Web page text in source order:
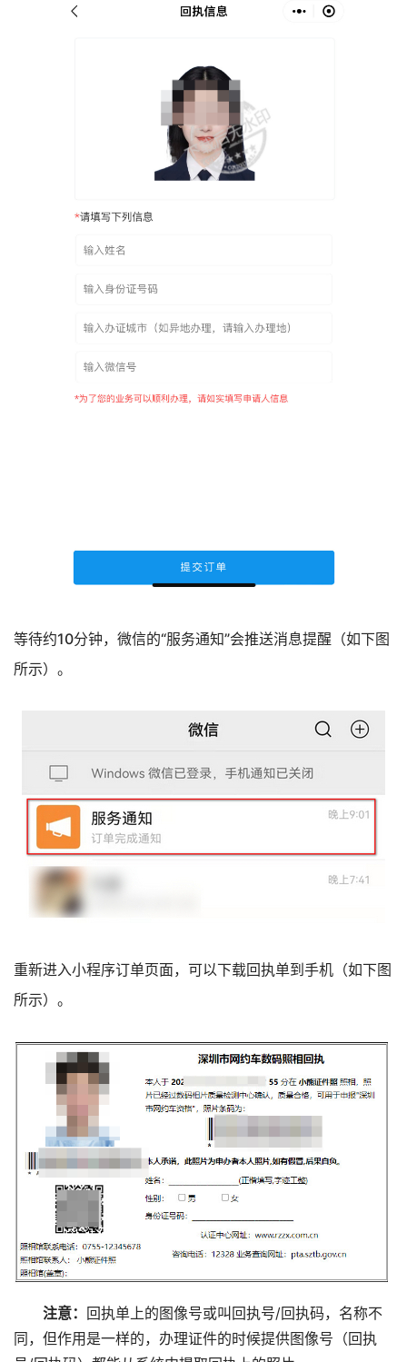
等待约10分钟，微信的“服务通知”会推送消息提醒（如下图
所示）。
重新进入小程序订单页面，可以下载回执单到手机（如下图
所示）。
注意： 回执单上的图像号或叫回执号/回执码，名称不
同，但作用是一样的，办理证件的时候提供图像号（回执